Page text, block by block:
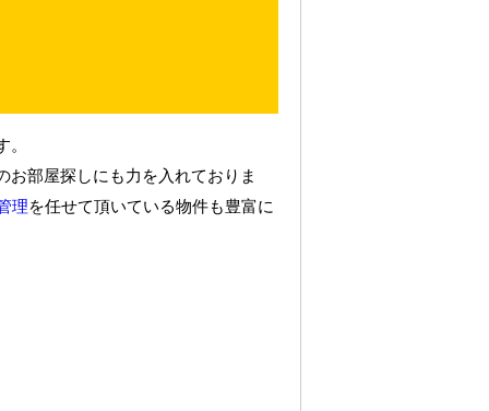
お部屋探しにも力を入れておりま
理を任せて頂いている物件も豊富に